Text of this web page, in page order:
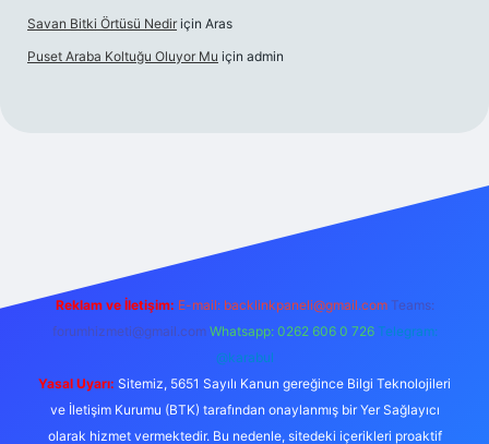
Savan Bitki Örtüsü Nedir için Aras
Puset Araba Koltuğu Oluyor Mu için admin
Reklam ve İletişim: E-mail: backlinkpaneli@gmail.com Teams:
forumhizmeti@gmail.com Whatsapp: 0262 606 0 726 Telegram:
@karabul
Yasal Uyarı: Sitemiz, 5651 Sayılı Kanun gereğince Bilgi Teknolojileri
ve İletişim Kurumu (BTK) tarafından onaylanmış bir Yer Sağlayıcı
olarak hizmet vermektedir. Bu nedenle, sitedeki içerikleri proaktif